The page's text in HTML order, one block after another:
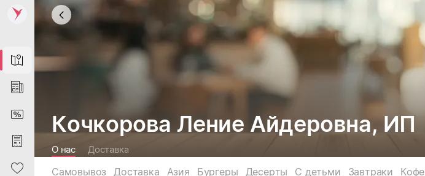
Map
News
DiscountCard
Purchases
Heart
Кочкорова Ление Айдеровна, ИП
О нас Доставка
Самовывоз Доставка Азия Бургеры Десерты С детьми Завтраки Кофе